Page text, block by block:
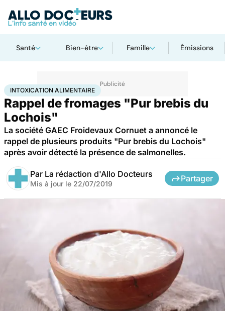
Santé Bien-être Famille Émissions
AccueilSantéIntoxication alimentaire
INTOXICATION ALIMENTAIRE
Rappel de fromages "Pur brebis du
Lochois"
La société GAEC Froidevaux Cornuet a annoncé le
rappel de plusieurs produits "Pur brebis du Lochois"
après avoir détecté la présence de salmonelles.
Par La rédaction d'Allo Docteurs
Mis à jour le 22/07/2019
Partager